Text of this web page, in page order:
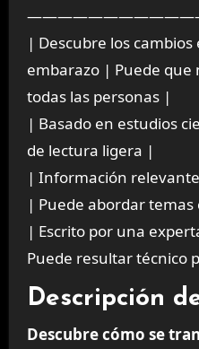
| Descubre los
embarazo | Puede que
todas las personas |
| Basado en estudios
de lectura ligera |
| Información
| Puede abordar temas
| Escrito por una
Puede resultar técnico
Descripción
Descubre cómo se